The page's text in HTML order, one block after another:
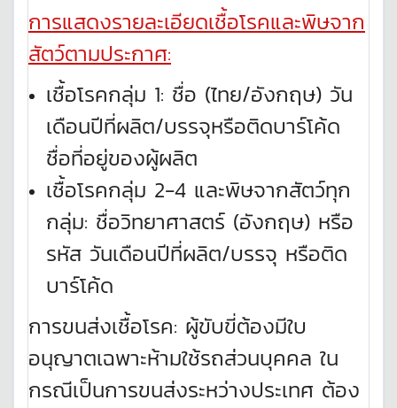
การแสดงรายละเอียดเชื้อโรคและพิษจาก
สัตว์ตามประกาศ:
เชื้อโรคกลุ่ม 1: ชื่อ (ไทย/อังกฤษ) วัน
เดือนปีที่ผลิต/บรรจุหรือติดบาร์โค้ด
ชื่อที่อยู่ของผู้ผลิต
เชื้อโรคกลุ่ม 2-4 และพิษจากสัตว์ทุก
กลุ่ม: ชื่อวิทยาศาสตร์ (อังกฤษ) หรือ
รหัส วันเดือนปีที่ผลิต/บรรจุ หรือติด
บาร์โค้ด
การขนส่งเชื้อโรค: ผู้ขับขี่ต้องมีใบ
อนุญาตเฉพาะห้ามใช้รถส่วนบุคคล ใน
กรณีเป็นการขนส่งระหว่างประเทศ ต้อง